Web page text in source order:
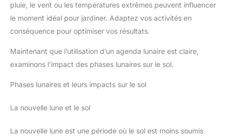
pluie, le vent ou les températures extrêmes peuvent influencer
le moment idéal pour jardiner. Adaptez vos activités en
conséquence pour optimiser vos résultats.
Maintenant que l’utilisation d’un agenda lunaire est claire,
examinons l’impact des phases lunaires sur le sol.
Phases lunaires et leurs impacts sur le sol
La nouvelle lune et le sol
La nouvelle lune est une période où le sol est moins soumis